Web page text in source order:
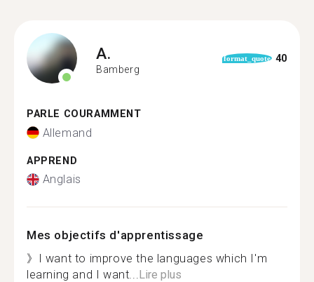
A.
Bamberg
format_quote 40
PARLE COURAMMENT
Allemand
APPREND
Anglais
Mes objectifs d'apprentissage
》I want to improve the languages which I'm
learning and I want...Lire plus